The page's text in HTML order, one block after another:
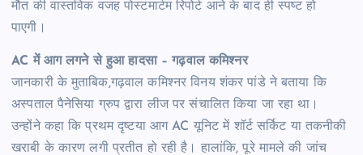
मौत की वास्तविक वजह पोस्टमार्टम रिपोर्ट आने के बाद ही स्पष्ट हो
पाएगी।
AC में आग लगने से हुआ हादसा – गढ़वाल कमिश्नर
जानकारी के मुताबिक,गढ़वाल कमिश्नर विनय शंकर पांडे ने बताया कि
अस्पताल पैनेसिया ग्रुप द्वारा लीज पर संचालित किया जा रहा था।
उन्होंने कहा कि प्रथम दृष्टया आग AC यूनिट में शॉर्ट सर्किट या तकनीकी
खराबी के कारण लगी प्रतीत हो रही है। हालांकि, पूरे मामले की जांच